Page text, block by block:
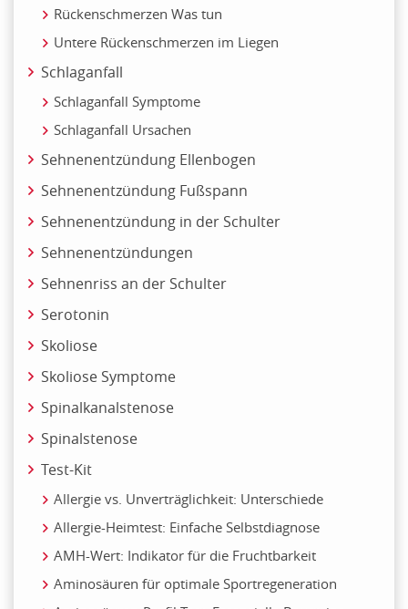
Rückenschmerzen Was tun
Untere Rückenschmerzen im Liegen
Schlaganfall
Schlaganfall Symptome
Schlaganfall Ursachen
Sehnenentzündung Ellenbogen
Sehnenentzündung Fußspann
Sehnenentzündung in der Schulter
Sehnenentzündungen
Sehnenriss an der Schulter
Serotonin
Skoliose
Skoliose Symptome
Spinalkanalstenose
Spinalstenose
Test-Kit
Allergie vs. Unverträglichkeit: Unterschiede
Allergie-Heimtest: Einfache Selbstdiagnose
AMH-Wert: Indikator für die Fruchtbarkeit
Aminosäuren für optimale Sportregeneration